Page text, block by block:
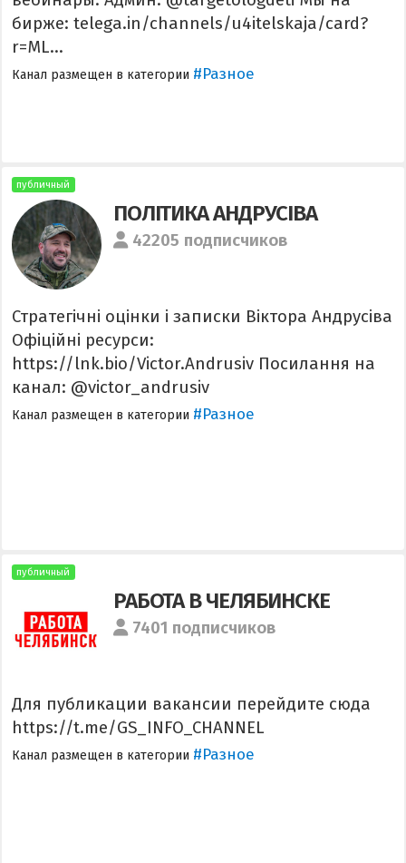
бирже: telega.in/channels/u4itelskaja/card?
r=ML...
Канал размещен в категории #Разное
публичный
ПОЛІТИКА АНДРУСІВА
42205 подписчиков
Стратегічні оцінки і записки Віктора Андрусіва
Офіційні ресурси:
https://lnk.bio/Victor.Andrusiv Посилання на
канал: @victor_andrusiv
Канал размещен в категории #Разное
публичный
РАБОТА В ЧЕЛЯБИНСКЕ
7401 подписчиков
Для публикации вакансии перейдите сюда
https://t.me/GS_INFO_CHANNEL
Канал размещен в категории #Разное